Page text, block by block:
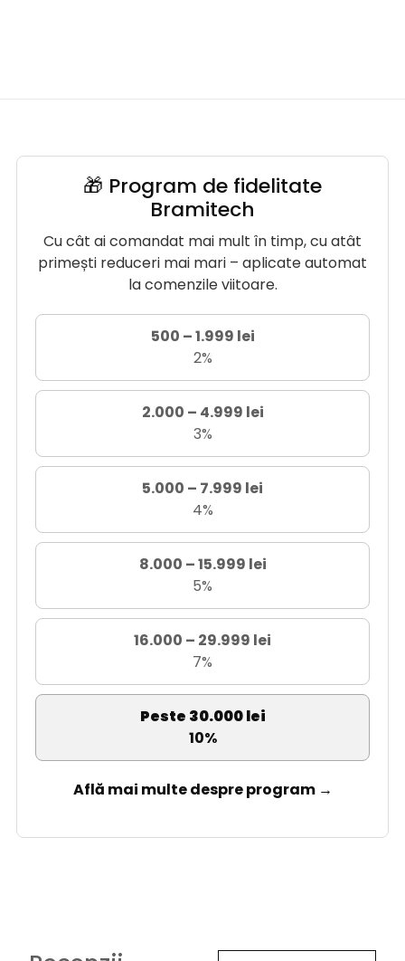
🎁 Program de fidelitate
Bramitech
Cu cât ai comandat mai mult în timp, cu atât
primești reduceri mai mari – aplicate automat
la comenzile viitoare.
500 – 1.999 lei
2%
2.000 – 4.999 lei
3%
5.000 – 7.999 lei
4%
8.000 – 15.999 lei
5%
16.000 – 29.999 lei
7%
Peste 30.000 lei
10%
Află mai multe despre program →